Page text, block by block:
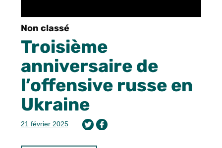
Non classé
Troisième
anniversaire de
l’offensive russe en
Ukraine
21 février 2025